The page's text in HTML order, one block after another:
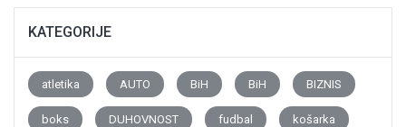
KATEGORIJE
atletika AUTO BiH BiH BIZNIS
boks DUHOVNOST fudbal košarka